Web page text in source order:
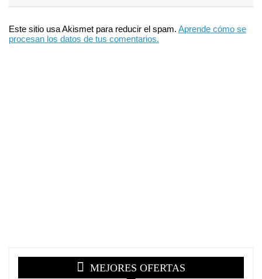
Este sitio usa Akismet para reducir el spam. Aprende cómo se
procesan los datos de tus comentarios.
MEJORES OFERTAS